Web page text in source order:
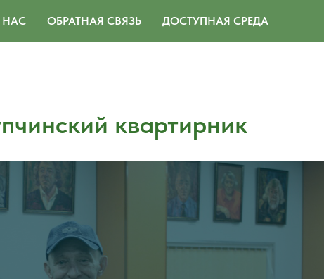
ОБРАТНАЯ СВЯЗЬ ДОСТУПНАЯ СРЕДА
квартирник